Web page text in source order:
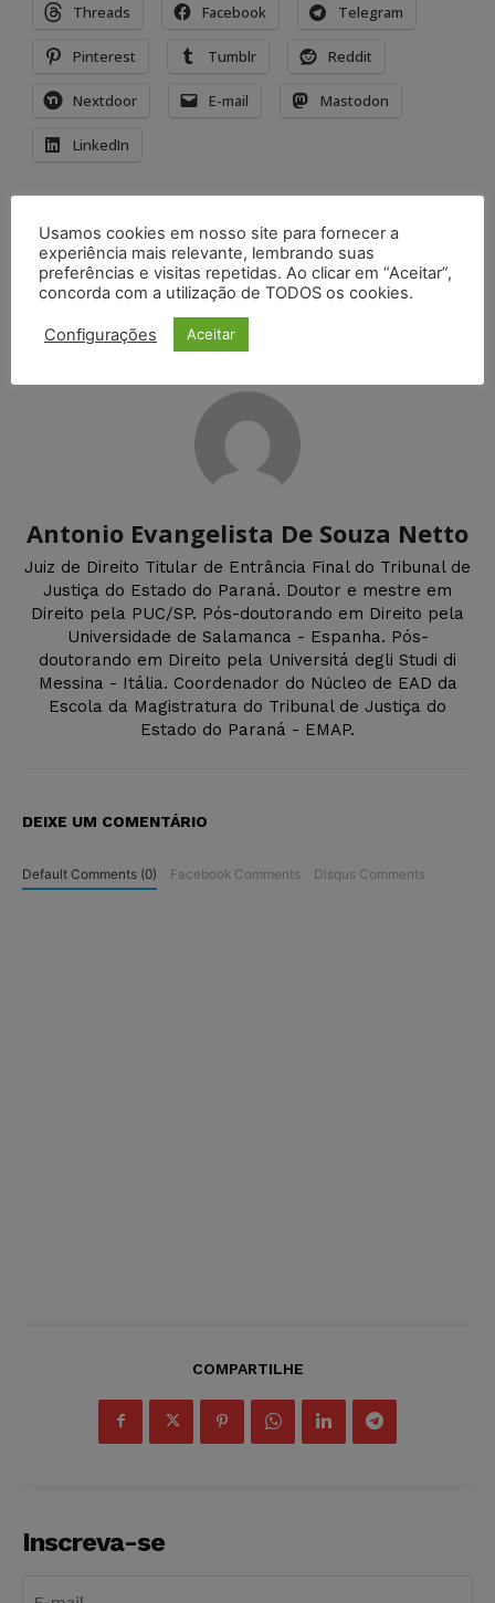
Threads Facebook Telegram
Pinterest Tumblr Reddit
Nextdoor E-mail Mastodon
LinkedIn
Artigo anterior
Admissibilidade dos
embargos do devedor
quando há oferta parcial
de garantia nos processos
Próximo artigo
Início da contagem do
prazo para oferecimento
de embargos à execução
fiscal
Antonio Evangelista De Souza Netto
Juiz de Direito Titular de Entrância Final do Tribunal de
Justiça do Estado do Paraná. Doutor e mestre em
Direito pela PUC/SP. Pós-doutorando em Direito pela
Universidade de Salamanca - Espanha. Pós-
doutorando em Direito pela Universitá degli Studi di
Messina - Itália. Coordenador do Núcleo de EAD da
Escola da Magistratura do Tribunal de Justiça do
Estado do Paraná - EMAP.
DEIXE UM COMENTÁRIO
Default Comments (0) Facebook Comments Disqus Comments
COMPARTILHE
Inscreva-se
Usamos cookies em nosso site para fornecer a
experiência mais relevante, lembrando suas
preferências e visitas repetidas. Ao clicar em “Aceitar”,
concorda com a utilização de TODOS os cookies.
Configurações Aceitar